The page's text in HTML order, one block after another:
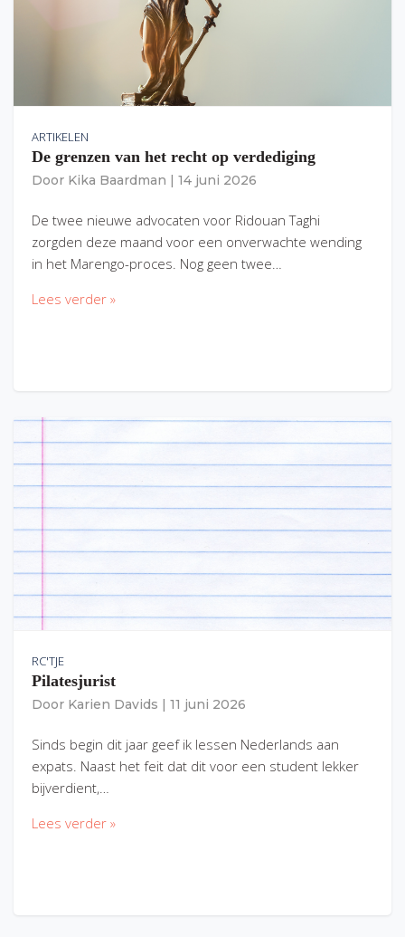
ARTIKELEN
De grenzen van het recht op verdediging
Door Kika Baardman 14 juni 2026
De twee nieuwe advocaten voor Ridouan Taghi
zorgden deze maand voor een onverwachte wending
in het Marengo-proces. Nog geen twee…
Lees verder »
RC'TJE
Pilatesjurist
Door Karien Davids 11 juni 2026
Sinds begin dit jaar geef ik lessen Nederlands aan
expats. Naast het feit dat dit voor een student lekker
bijverdient,…
Lees verder »